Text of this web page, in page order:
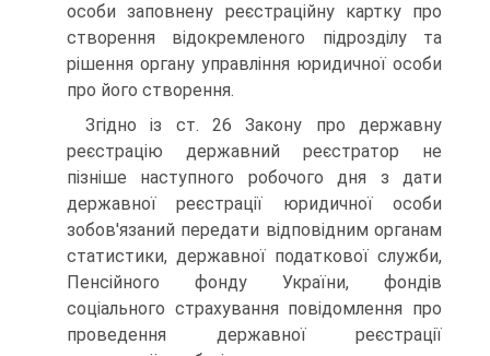
особи заповнену реєстраційну картку про
створення відокремленого підрозді­лу та
рішення органу управління юридичної особи
про його створення.
Згідно із ст. 26 Закону про державну
реєстрацію держа­вний реєстратор не
пізніше наступного робочого дня з дати
державної реєстрації юридичної особи
зобов'язаний переда­ти відповідним органам
статистики, державної податкової служби,
Пенсійного фонду України, фондів
соціального страхування повідомлення про
проведення державної ре­єстрації